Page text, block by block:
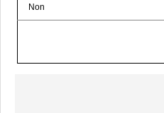
Non